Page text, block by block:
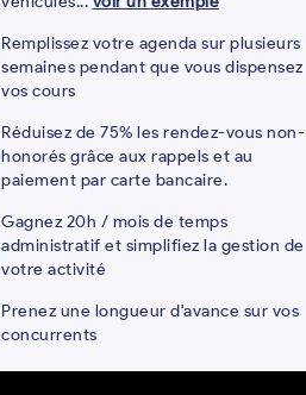
Remplissez votre agenda sur plusieurs
semaines pendant que vous dispensez
vos cours
Réduisez de 75% les rendez-vous non-
honorés grâce aux rappels et au
paiement par carte bancaire.
Gagnez 20h / mois de temps
administratif et simplifiez la gestion de
votre activité
Prenez une longueur d'avance sur vos
concurrents